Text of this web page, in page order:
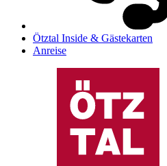
Ötztal Inside & Gästekarten
Anreise